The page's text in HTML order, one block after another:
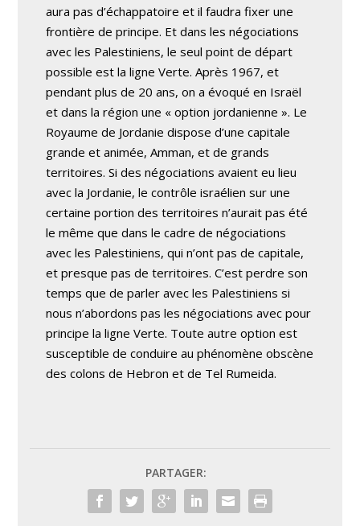
aura pas d’échappatoire et il faudra fixer une
frontière de principe. Et dans les négociations
avec les Palestiniens, le seul point de départ
possible est la ligne Verte. Après 1967, et
pendant plus de 20 ans, on a évoqué en Israël
et dans la région une « option jordanienne ». Le
Royaume de Jordanie dispose d’une capitale
grande et animée, Amman, et de grands
territoires. Si des négociations avaient eu lieu
avec la Jordanie, le contrôle israélien sur une
certaine portion des territoires n’aurait pas été
le même que dans le cadre de négociations
avec les Palestiniens, qui n’ont pas de capitale,
et presque pas de territoires. C’est perdre son
temps que de parler avec les Palestiniens si
nous n’abordons pas les négociations avec pour
principe la ligne Verte. Toute autre option est
susceptible de conduire au phénomène obscène
des colons de Hebron et de Tel Rumeida.
PARTAGER: